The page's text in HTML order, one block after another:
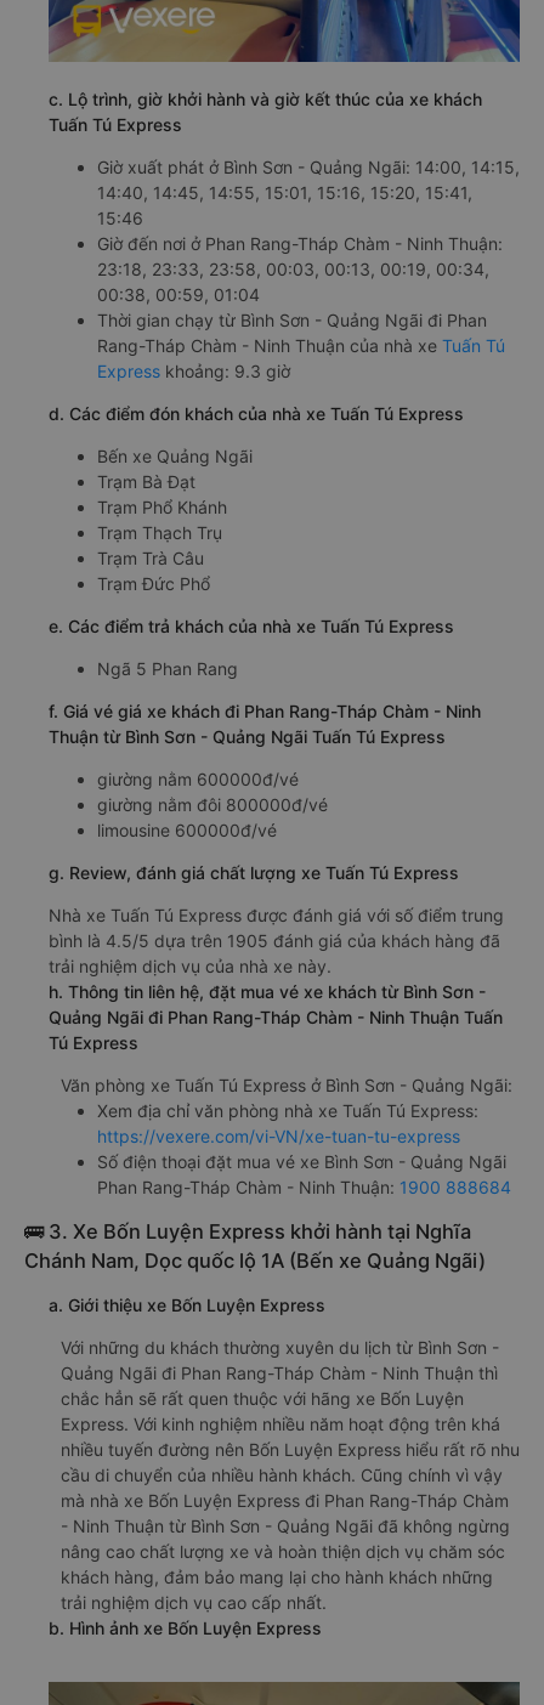
c. Lộ trình, giờ khởi hành và giờ kết thúc của xe khách
Tuấn Tú Express
Giờ xuất phát ở Bình Sơn - Quảng Ngãi: 14:00, 14:15,
14:40, 14:45, 14:55, 15:01, 15:16, 15:20, 15:41,
15:46
Giờ đến nơi ở Phan Rang-Tháp Chàm - Ninh Thuận:
23:18, 23:33, 23:58, 00:03, 00:13, 00:19, 00:34,
00:38, 00:59, 01:04
Thời gian chạy từ Bình Sơn - Quảng Ngãi đi Phan
Rang-Tháp Chàm - Ninh Thuận của nhà xe Tuấn Tú
Express khoảng: 9.3 giờ
d. Các điểm đón khách của nhà xe Tuấn Tú Express
Bến xe Quảng Ngãi
Trạm Bà Đạt
Trạm Phổ Khánh
Trạm Thạch Trụ
Trạm Trà Câu
Trạm Đức Phổ
e. Các điểm trả khách của nhà xe Tuấn Tú Express
Ngã 5 Phan Rang
f. Giá vé giá xe khách đi Phan Rang-Tháp Chàm - Ninh
Thuận từ Bình Sơn - Quảng Ngãi Tuấn Tú Express
giường nằm 600000đ/vé
giường nằm đôi 800000đ/vé
limousine 600000đ/vé
g. Review, đánh giá chất lượng xe Tuấn Tú Express
Nhà xe Tuấn Tú Express được đánh giá với số điểm trung
bình là 4.5/5 dựa trên 1905 đánh giá của khách hàng đã
trải nghiệm dịch vụ của nhà xe này.
h. Thông tin liên hệ, đặt mua vé xe khách từ Bình Sơn -
Quảng Ngãi đi Phan Rang-Tháp Chàm - Ninh Thuận Tuấn
Tú Express
Văn phòng xe Tuấn Tú Express ở Bình Sơn - Quảng Ngãi:
Xem địa chỉ văn phòng nhà xe Tuấn Tú Express:
https://vexere.com/vi-VN/xe-tuan-tu-express
Số điện thoại đặt mua vé xe Bình Sơn - Quảng Ngãi
Phan Rang-Tháp Chàm - Ninh Thuận: 1900 888684
🚌 3. Xe Bốn Luyện Express khởi hành tại Nghĩa
Chánh Nam, Dọc quốc lộ 1A (Bến xe Quảng Ngãi)
a. Giới thiệu xe Bốn Luyện Express
Với những du khách thường xuyên du lịch từ Bình Sơn -
Quảng Ngãi đi Phan Rang-Tháp Chàm - Ninh Thuận thì
chắc hẳn sẽ rất quen thuộc với hãng xe Bốn Luyện
Express. Với kinh nghiệm nhiều năm hoạt động trên khá
nhiều tuyến đường nên Bốn Luyện Express hiểu rất rõ nhu
cầu di chuyển của nhiều hành khách. Cũng chính vì vậy
mà nhà xe Bốn Luyện Express đi Phan Rang-Tháp Chàm
- Ninh Thuận từ Bình Sơn - Quảng Ngãi đã không ngừng
nâng cao chất lượng xe và hoàn thiện dịch vụ chăm sóc
khách hàng, đảm bảo mang lại cho hành khách những
trải nghiệm dịch vụ cao cấp nhất.
b. Hình ảnh xe Bốn Luyện Express